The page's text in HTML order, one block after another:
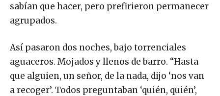
sabían que hacer, pero prefirieron permanecer
agrupados.
Así pasaron dos noches, bajo torrenciales
aguaceros. Mojados y llenos de barro. “Hasta
que alguien, un señor, de la nada, dijo ‘nos van
a recoger’. Todos preguntaban ‘quién, quién’,